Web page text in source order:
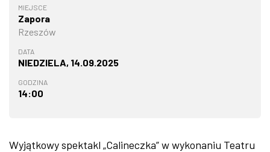
MIEJSCE
Zapora
Rzeszów
DATA
NIEDZIELA, 14.09.2025
GODZINA
14:00
Wyjątkowy spektakl „Calineczka” w wykonaniu Teatru